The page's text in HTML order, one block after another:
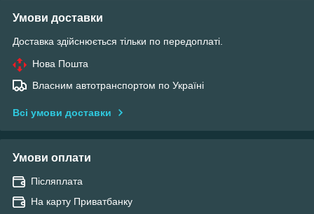
Умови доставки
Доставка здійснюється тільки по передоплаті.
Нова Пошта
Власним автотранспортом по Україні
Всі умови доставки
Умови оплати
Післяплата
На карту Приватбанку